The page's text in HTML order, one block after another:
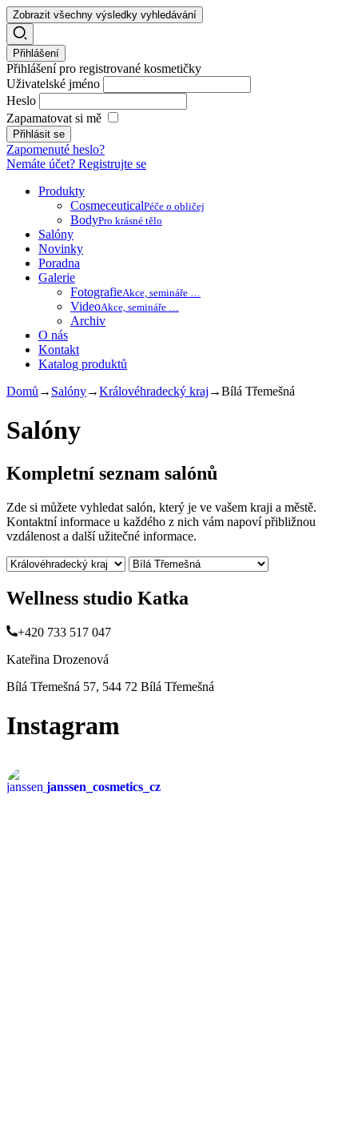
Zobrazit všechny výsledky vyhledávání
Přihlášení
Přihlášení pro registrované kosmetičky
Uživatelské jméno
Heslo
Zapamatovat si mě
Zapomenuté heslo?
Nemáte účet? Registrujte se
Produkty
CosmeceuticalPéče o obličej
BodyPro krásné tělo
Salóny
Novinky
Poradna
Galerie
FotografieAkce, semináře …
VideoAkce, semináře …
Archiv
O nás
Kontakt
Katalog produktů
Domů → Salóny→Královéhradecký kraj →Bílá Třemešná
Salóny
Kompletní seznam salónů
Zde si můžete vyhledat salón, který je ve vašem kraji a městě.
Kontaktní informace u každého z nich vám napoví přibližnou
vzdálenost a další užitečné informace.
Wellness studio Katka
+420 733 517 047
Kateřina Drozenová
Bílá Třemešná 57, 544 72 Bílá Třemešná
Instagram
janssen_cosmetics_cz